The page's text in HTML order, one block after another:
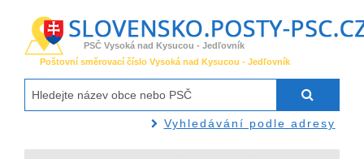
PSČ Vysoká nad Kysucou - Jedľovník
Poštovní směrovací číslo Vysoká nad Kysucou - Jedľovník
Vyhledávání podle adresy